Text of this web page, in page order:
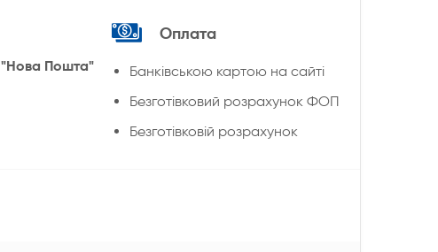
"Нова Пошта"
Оплата
Банківською картою на сайті
Безготівковий розрахунок ФОП
Безготівковій розрахунок